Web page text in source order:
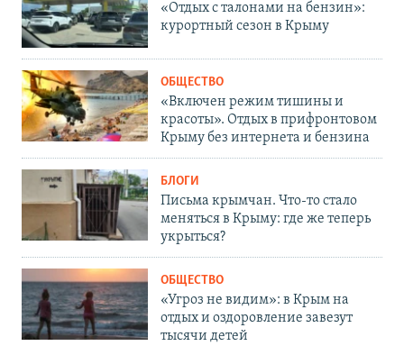
«Отдых с талонами на бензин»:
курортный сезон в Крыму
ОБЩЕСТВО
«Включен режим тишины и
красоты». Отдых в прифронтовом
Крыму без интернета и бензина
БЛОГИ
Письма крымчан. Что-то стало
меняться в Крыму: где же теперь
укрыться?
ОБЩЕСТВО
«Угроз не видим»: в Крым на
отдых и оздоровление завезут
тысячи детей